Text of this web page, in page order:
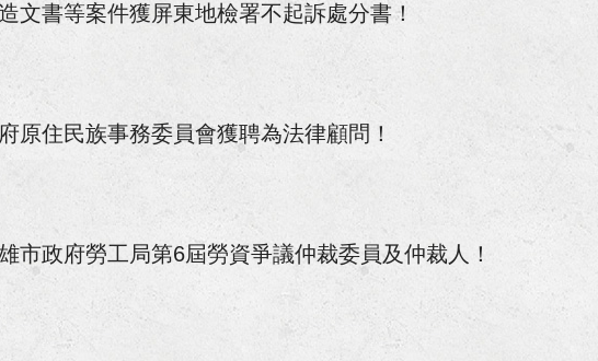
協助張先生因車禍案件受傷獲得合理且滿意的損害賠償！
代理華南銀行損害賠償事件獲橋頭地院勝訴判決！
協助馬吳女士涉犯貪污治罪條例等案件獲屏檢不起訴處分！
協助陳小姐涉犯侵占、偽造文書等罪獲高雄地檢不起訴處分！
代理宜○有限公司請求給付工程款事件獲橋頭地院勝訴判決定讞！
協助陳先生涉犯政府採購法借牌投標罪獲屏東地院無罪判決！
代理富邦人壽請求給付保險金事件獲臺南地院勝訴判決！
文書等案件獲屏東地檢署不起訴處分書！
原住民族事務委員會獲聘為法律顧問！
市政府勞工局第6屆勞資爭議仲裁委員及仲裁人！